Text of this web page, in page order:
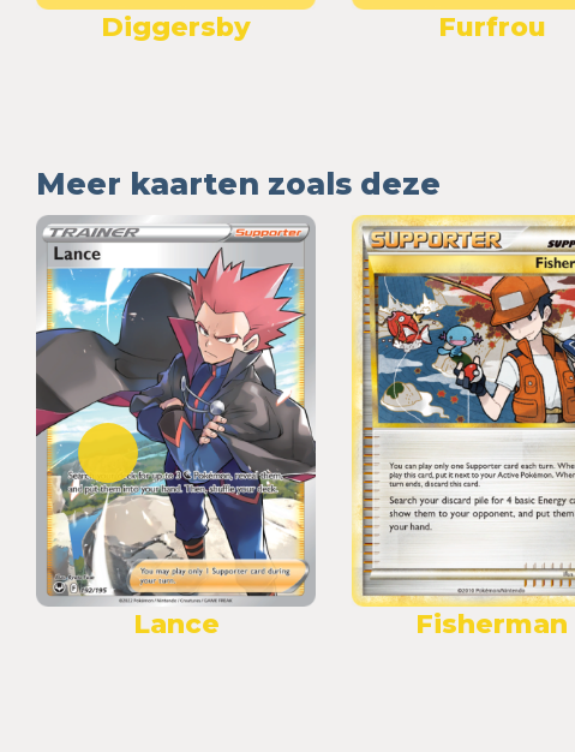
Diggersby Furfrou
Meer kaarten zoals deze
Lance Fisherman